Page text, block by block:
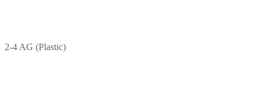
2-4 AG (Plastic)